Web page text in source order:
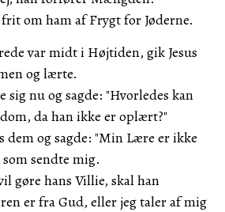
om ham af Frygt for Jøderne.
var midt i Højtiden, gik Jesus
og lærte.
sig nu og sagde: "Hvorledes kan
da han ikke er oplært?"
dem og sagde: "Min Lære er ikke
sendte mig.
gøre hans Villie, skal han
er fra Gud, eller jeg taler af mig